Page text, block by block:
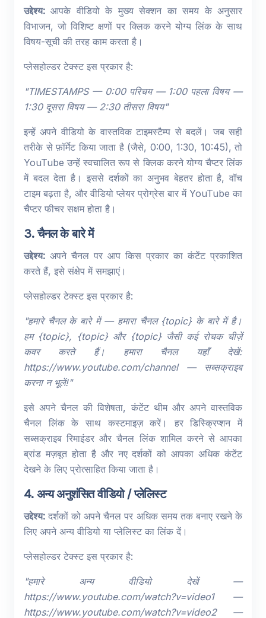
उद्देश्य: आपके वीडियो के मुख्य सेक्शन का समय के अनुसार
विभाजन, जो विशिष्ट क्षणों पर क्लिक करने योग्य लिंक के साथ
विषय-सूची की तरह काम करता है।
प्लेसहोल्डर टेक्स्ट इस प्रकार है:
"TIMESTAMPS — 0:00 परिचय — 1:00 पहला विषय —
1:30 दूसरा विषय — 2:30 तीसरा विषय"
इन्हें अपने वीडियो के वास्तविक टाइमस्टैम्प से बदलें। जब सही
तरीके से फ़ॉर्मेट किया जाता है (जैसे, 0:00, 1:30, 10:45), तो
YouTube उन्हें स्वचालित रूप से क्लिक करने योग्य चैप्टर लिंक
में बदल देता है। इससे दर्शकों का अनुभव बेहतर होता है, वॉच
टाइम बढ़ता है, और वीडियो प्लेयर प्रोग्रेस बार में YouTube का
चैप्टर फीचर सक्षम होता है।
3. चैनल के बारे में
उद्देश्य: अपने चैनल पर आप किस प्रकार का कंटेंट प्रकाशित
करते हैं, इसे संक्षेप में समझाएं।
प्लेसहोल्डर टेक्स्ट इस प्रकार है:
"हमारे चैनल के बारे में — हमारा चैनल {topic} के बारे में है।
हम {topic}, {topic} और {topic} जैसी कई रोचक चीज़ें
कवर करते हैं। हमारा चैनल यहाँ देखें:
https://www.youtube.com/channel — सब्सक्राइब
करना न भूलें!"
इसे अपने चैनल की विशेषता, कंटेंट थीम और अपने वास्तविक
चैनल लिंक के साथ कस्टमाइज़ करें। हर डिस्क्रिप्शन में
सब्सक्राइब रिमाइंडर और चैनल लिंक शामिल करने से आपका
ब्रांड मज़बूत होता है और नए दर्शकों को आपका अधिक कंटेंट
देखने के लिए प्रोत्साहित किया जाता है।
4. अन्य अनुशंसित वीडियो / प्लेलिस्ट
उद्देश्य: दर्शकों को अपने चैनल पर अधिक समय तक बनाए रखने के
लिए अपने अन्य वीडियो या प्लेलिस्ट का लिंक दें।
प्लेसहोल्डर टेक्स्ट इस प्रकार है:
"हमारे अन्य वीडियो देखें —
https://www.youtube.com/watch?v=video1 —
https://www.youtube.com/watch?v=video2 —